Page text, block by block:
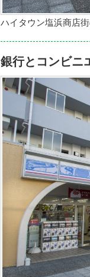
ハイタウン塩浜商店
銀行とコンビニ